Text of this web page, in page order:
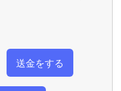
送金をする